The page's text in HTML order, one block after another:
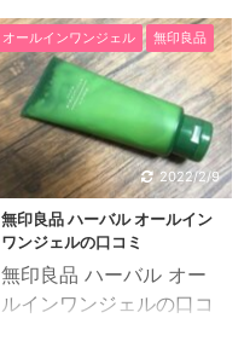
てしまったり、ひりひり
したりして肌に合うもの
に巡り合えず、皮膚科に
通いなくなればまた皮膚
科へ、、という生活でし
た。 時間とお金がかかる
ので薬局で買える何かい
いものはないかな ...
べ肌クリーム別名、贅沢
ハトムギの塗る美容マス
クオールインワンは洗顔
後の肌に塗るだけで化粧
水・美容液・乳液・クリ
ーム・パック・化粧下地
の効果があるオールイン
ワンクリームです。 贅沢
ハトムギの塗る美容マス
クオールインワンクリー
ムの口コミレビューを紹
オールインワンジェル 無印良品
2022/2/9
無印良品 ハーバル オールイン
ワンジェルの口コミ
無印良品 ハーバル オー
ルインワンジェルの口コ